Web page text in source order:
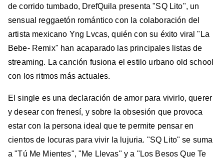
de corrido tumbado, DrefQuila presenta "SQ Lito", un
sensual reggaetón romántico con la colaboración del
artista mexicano Yng Lvcas, quién con su éxito viral "La
Bebe- Remix" han acaparado las principales listas de
streaming. La canción fusiona el estilo urbano old school
con los ritmos más actuales.
El single es una declaración de amor para vivirlo, querer
y desear con frenesí, y sobre la obsesión que provoca
estar con la persona ideal que te permite pensar en
cientos de locuras para vivir la lujuria. "SQ Lito" se suma
a "Tú Me Mientes", "Me Llevas" y a "Los Besos Que Te